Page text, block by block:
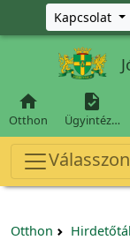
Ugrás a főKapcsolat

Otthon

Ügyintéz…
Otthon